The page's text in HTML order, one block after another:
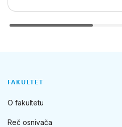
FAKULTET
O fakultetu
Reč osnivača